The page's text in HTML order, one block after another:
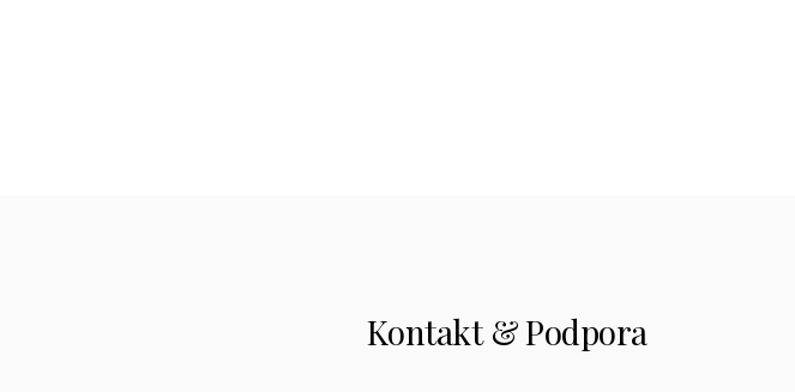
Kontakt & Podpora